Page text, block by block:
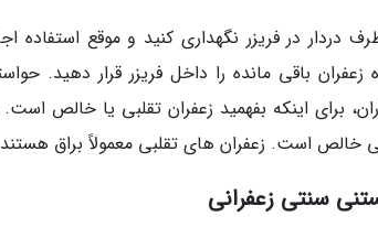
دردار در فریزر نگهداری کنید و موقع
زعفران باقی مانده را داخل فریزر قرار دهید.
برای اینکه بفهمید زعفران تقلبی یا خالص
خالص است. زعفران های تقلبی معمولاً براق
سنتی زعفرانی